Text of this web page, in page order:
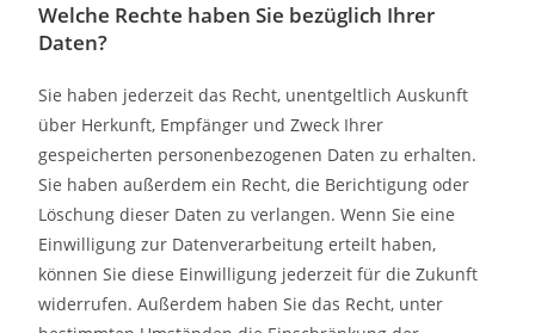
Welche Rechte haben Sie bezüglich Ihrer
Daten?
Sie haben jederzeit das Recht, unentgeltlich Auskunft
über Herkunft, Empfänger und Zweck Ihrer
gespeicherten personenbezogenen Daten zu erhalten.
Sie haben außerdem ein Recht, die Berichtigung oder
Löschung dieser Daten zu verlangen. Wenn Sie eine
Einwilligung zur Datenverarbeitung erteilt haben,
können Sie diese Einwilligung jederzeit für die Zukunft
widerrufen. Außerdem haben Sie das Recht, unter